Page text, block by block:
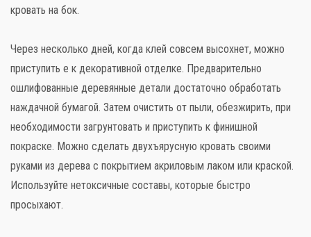
кровать на бок.
Через несколько дней, когда клей совсем высохнет, можно
приступить е к декоративной отделке. Предварительно
ошлифованные деревянные детали достаточно обработать
наждачной бумагой. Затем очистить от пыли, обезжирить, при
необходимости загрунтовать и приступить к финишной
покраске. Можно сделать двухъярусную кровать своими
руками из дерева с покрытием акриловым лаком или краской.
Используйте нетоксичные составы, которые быстро
просыхают.